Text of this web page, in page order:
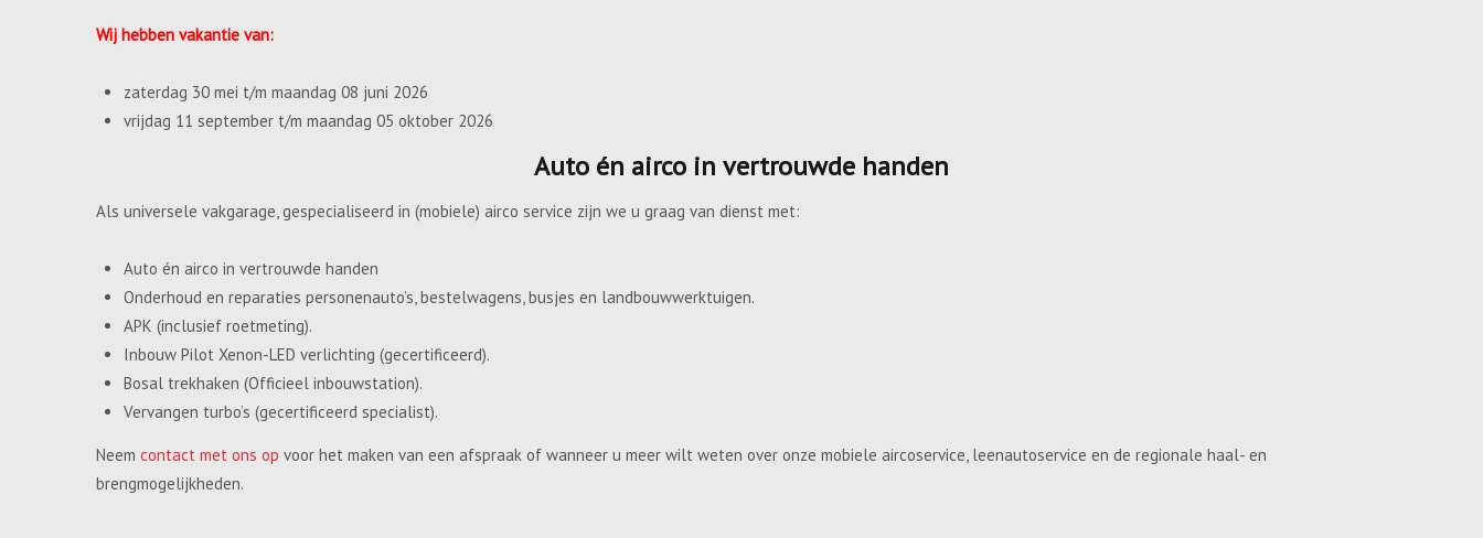
Wij hebben vakantie van:
zaterdag 30 mei t/m maandag 08 juni 2026
vrijdag 11 september t/m maandag 05 oktober 2026
Auto én airco in vertrouwde handen
Als universele vakgarage, gespecialiseerd in (mobiele) airco service zijn we u graag van dienst met:
Auto én airco in vertrouwde handen
Onderhoud en reparaties personenauto’s, bestelwagens, busjes en landbouwwerktuigen.
APK (inclusief roetmeting).
Inbouw Pilot Xenon-LED verlichting (gecertificeerd).
Bosal trekhaken (Officieel inbouwstation).
Vervangen turbo’s (gecertificeerd specialist).
Neem contact met ons op voor het maken van een afspraak of wanneer u meer wilt weten over onze mobiele aircoservice, leenautoservice en de regionale haal- en
brengmogelijkheden.